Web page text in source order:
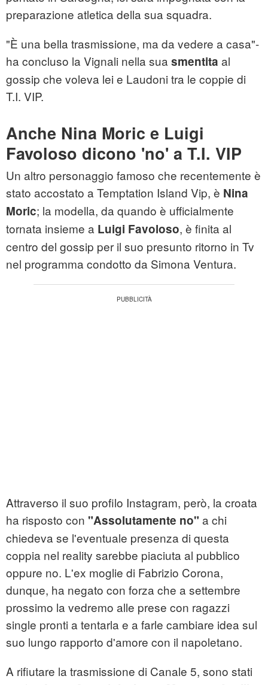
preparazione atletica della sua squadra.
"È una bella trasmissione, ma da vedere a casa"-
ha concluso la Vignali nella sua smentita al
gossip che voleva lei e Laudoni tra le coppie di
T.I. VIP.
Anche Nina Moric e Luigi
Favoloso dicono 'no' a T.I. VIP
Un altro personaggio famoso che recentemente è
stato accostato a Temptation Island Vip, è Nina
Moric; la modella, da quando è ufficialmente
tornata insieme a Luigi Favoloso, è finita al
centro del gossip per il suo presunto ritorno in Tv
nel programma condotto da Simona Ventura.
Attraverso il suo profilo Instagram, però, la croata
ha risposto con "Assolutamente no" a chi
chiedeva se l'eventuale presenza di questa
coppia nel reality sarebbe piaciuta al pubblico
oppure no. L'ex moglie di Fabrizio Corona,
dunque, ha negato con forza che a settembre
prossimo la vedremo alle prese con ragazzi
single pronti a tentarla e a farle cambiare idea sul
suo lungo rapporto d'amore con il napoletano.
A rifiutare la trasmissione di Canale 5, sono stati